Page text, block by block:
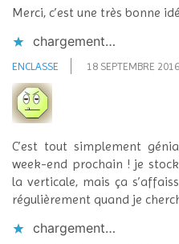
Merci, c’est une très bonne
chargement…
ENCLASSE 18 SEPTEMBRE 2016
C’est tout simplement
week-end prochain ! je
la verticale, mais ça
régulièrement quand je
chargement…